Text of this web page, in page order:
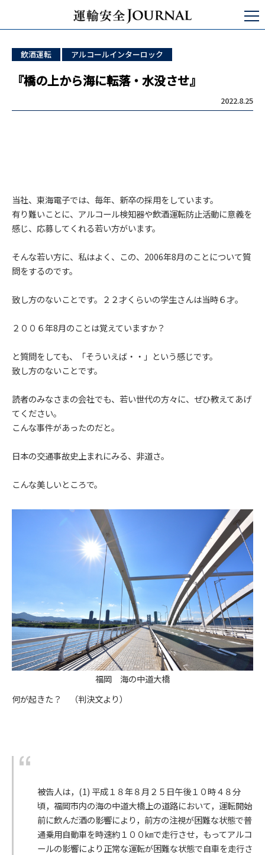
未分類 『橋の上から海に転落・水没させ』
飲酒運転 アルコールインターロック
『橋の上から海に転落・水没させ』
2022.8.25
当社、東海電子では、毎年、新卒の採用をしています。
有り難いことに、アルコール検知器や飲酒運転防止活動に意義を
感じ、応募してくれる若い方がいます。
そんな若い方に、私はよく、この、2006年8月のことについて質
問をするのです。
致し方のないことです。２２才くらいの学生さんは当時６才。
２００６年8月のことは覚えていますか？
と質問をしても、「そういえば・・」という感じです。
致し方のないことです。
読者のみなさまの会社でも、若い世代の方々に、ぜひ教えてあげ
てください。
こんな事件があったのだと。
日本の交通事故史上まれにみる、非道さ。
こんな美しいところで。
福岡 海の中道大橋
何が起きた？ （判決文より）
被告人は，(1) 平成１８年８月２５日午後１０時４８分
頃，福岡市内の海の中道大橋上の道路において，運転開始
前に飲んだ酒の影響により，前方の注視が困難な状態で普
通乗用自動車を時速約１００㎞で走行させ，もってアルコ
ールの影響により正常な運転が困難な状態で自車を走行さ